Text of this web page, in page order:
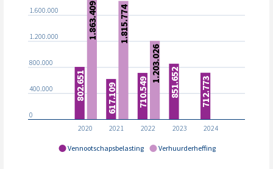
Vennootschapsbelasting Verhuurderheffing
2020 2021 2022 2023 2024
0
400.000
800.000
1.200.000
1.600.000
802.651 617.109 710.549 851.652 712.773
1.863.409 1.815.774
1.203.026